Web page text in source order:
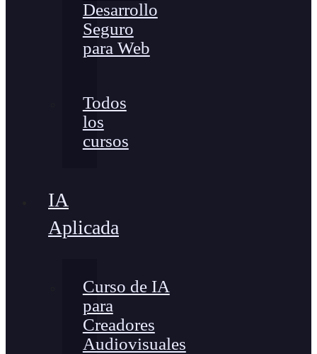
Desarrollo
Seguro
para Web
Todos
los
cursos
IA
Aplicada
Curso de IA
para
Creadores
Audiovisuales